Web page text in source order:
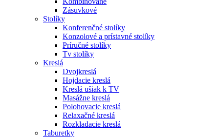
Zásuvkové
Stolíky
Konferenčné stolíky
Konzolové a prístavné stolíky
Príručné stolíky
Tv stolíky
Kreslá
Dvojkreslá
Hojdacie kreslá
Kreslá ušiak k TV
Masážne kreslá
Polohovacie kreslá
Relaxačné kreslá
Rozkladacie kreslá
Taburetky